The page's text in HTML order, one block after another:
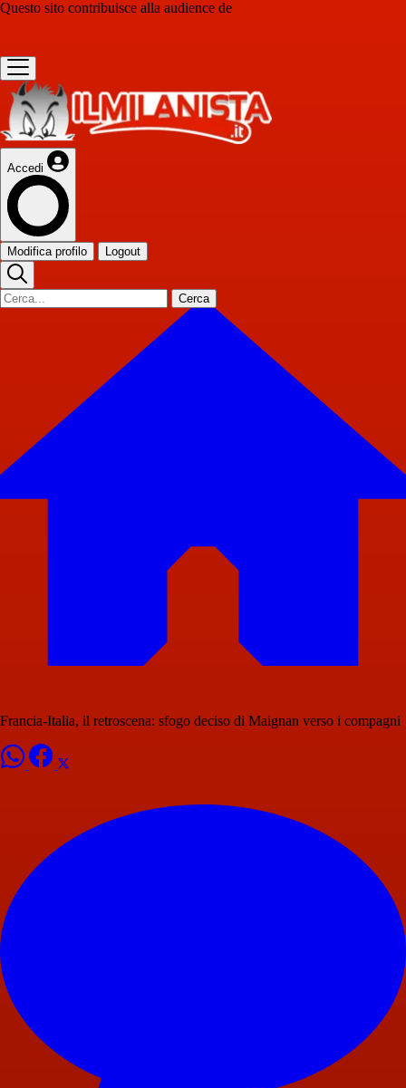
Questo sito contribuisce alla audience de
Accedi
Modifica profilo Logout
Cerca
Francia-Italia, il retroscena: sfogo deciso di Maignan verso i compagni